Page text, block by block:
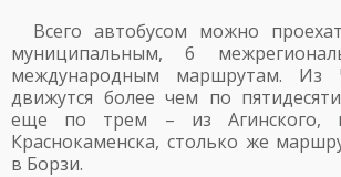
Всего автобусом можно
муниципальным, 6
международным маршрутам. Из
движутся более чем по
еще по трем – из
Краснокаменска, столько же
в Борзи.